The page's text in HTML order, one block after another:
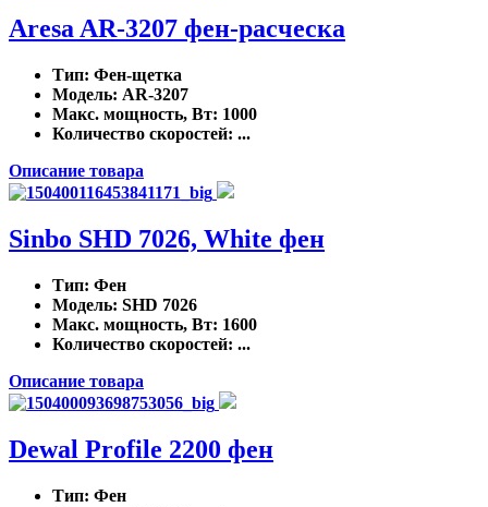
Aresa AR-3207 фен-расческа
Тип: Фен-щетка
Модель: AR-3207
Макс. мощность, Вт: 1000
Количество скоростей: ...
Описание товара
Sinbo SHD 7026, White фен
Тип: Фен
Модель: SHD 7026
Макс. мощность, Вт: 1600
Количество скоростей: ...
Описание товара
Dewal Profile 2200 фен
Тип: Фен